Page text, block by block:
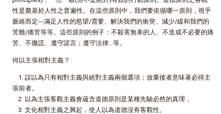
性是奠基於人性之普遍性。在這些原則中，我們要依循哪一原則，視乎
脈絡而定---滿足人性的慾望/需要、解決我們的衝突、減少/緩和我們的
苦難/痛苦等等。這些原則的例子：不殺害無辜的人、不造成不必要的痛
苦、不撒謊、遵守諾言；遵守法律…等。
何以主張相對主義？
1. 誤以為只有相對主義與絕對主義兩個選項；放棄後者意味著必得主
張前者。
2. 以為主張客觀主義會蘊含道德原則是某種先驗必然的真理，
3. 文化相對主義之興起，使人以為道德沒有客觀性。